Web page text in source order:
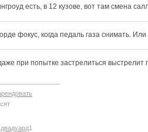
есть, в 12 кузове, вот там смена
фокус, когда педаль газа снимать.
при попытке застрелиться
1